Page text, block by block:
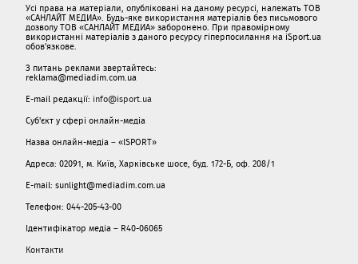
Усі права на матеріали, опубліковані на даному ресурсі, належать ТОВ
«САНЛАЙТ МЕДИА». Будь-яке використання матеріалів без письмового
дозволу ТОВ «САНЛАЙТ МЕДИА» заборонено. При правомірному
використанні матеріалів з даного ресурсу гіперпосилання на iSport.ua
обов'язкове.
З питань реклами звертайтесь:
reklama@mediadim.com.ua
E-mail редакції: info@isport.ua
Суб'єкт у сфері онлайн-медіа
Назва онлайн-медіа – «ISPORT»
Адреса: 02091, м. Київ, Харківське шосе, буд. 172-Б, оф. 208/1
E-mail: sunlight@mediadim.com.ua
Телефон: 044-205-43-00
Ідентифікатор медіа – R40-06065
Контакти